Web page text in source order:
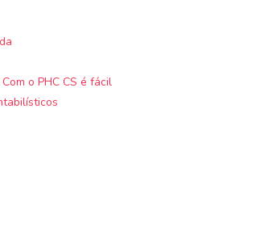
o PHC CS é fácil